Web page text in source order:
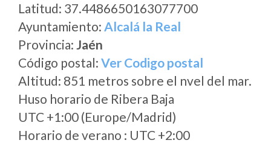
Latitud: 37.4486650163077700
Ayuntamiento: Alcalá la Real
Provincia: Jaén
Código postal: Ver Codigo postal
Altitud: 851 metros sobre el nvel del mar.
Huso horario de Ribera Baja
UTC +1:00 (Europe/Madrid)
Horario de verano : UTC +2:00